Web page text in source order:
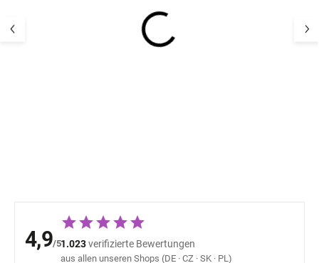
4,9/51.023verifizierte Bewertungen
aus allen unseren Shops (DE · CZ · SK · PL)